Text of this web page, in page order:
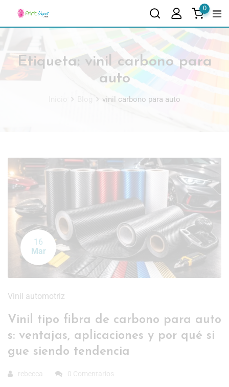
0
Etiqueta: vinil carbono para
auto
vinil carbono para auto
16
Mar
Vinil automotriz
Vinil tipo fibra de carbono para auto
s: ventajas, aplicaciones y por qué si
gue siendo tendencia
rebecca 0 Comentarios